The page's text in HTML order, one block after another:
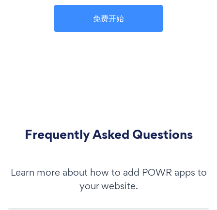
免费开始
Frequently Asked Questions
Learn more about how to add POWR apps to
your website.